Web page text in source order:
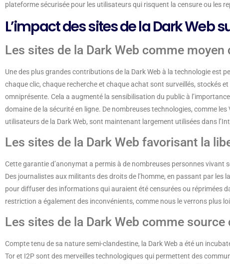
plateforme sécurisée pour les utilisateurs qui risquent la censure ou les
L’impact des sites de la Dark Web
Les sites de la Dark Web comme moyen
Une des plus grandes contributions de la Dark Web à la technologie est
chaque clic, chaque recherche et chaque achat sont surveillés, stockés
omniprésente. Cela a augmenté la sensibilisation du public à
domaine de la sécurité en ligne. De nombreuses technologies, comme
utilisateurs de la Dark Web, sont maintenant largement utilisées dans
Les sites de la Dark Web favorisant la
Cette garantie d’anonymat a permis à de nombreuses personnes
Des journalistes aux militants des droits de l’homme, en passant par les
pour diffuser des informations qui auraient été censurées ou réprimées
restriction a également des inconvénients, comme nous le verrons plus
Les sites de la Dark Web comme
Compte tenu de sa nature semi-clandestine, la Dark Web a été un
Tor et I2P sont des merveilles technologiques qui permettent des